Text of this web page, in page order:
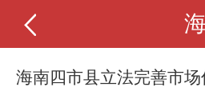
海南四市县立法完善市